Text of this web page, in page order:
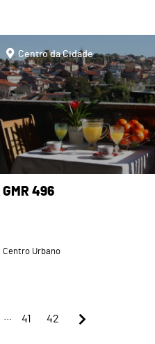
pageCentro da Cidade
GMR 496
Centro Urbano
41 42